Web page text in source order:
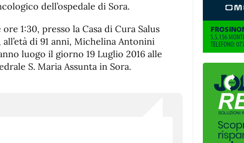
dell’ospedale di Sora.
1:30, presso la Casa di Cura Salus
di 91 anni, Michelina Antonini
luogo il giorno 19 Luglio 2016 alle
S. Maria Assunta in Sora.